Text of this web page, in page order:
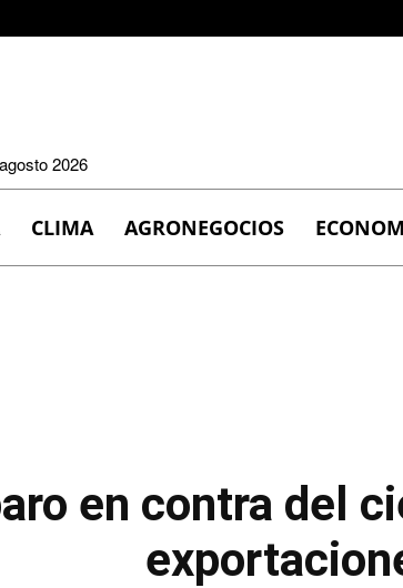
2026
CLIMA AGRONEGOCIOS
en contra del